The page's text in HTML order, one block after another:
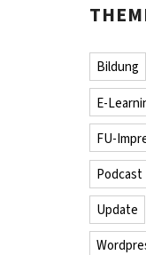
Bildung
E-
FU-
Podcast
Update